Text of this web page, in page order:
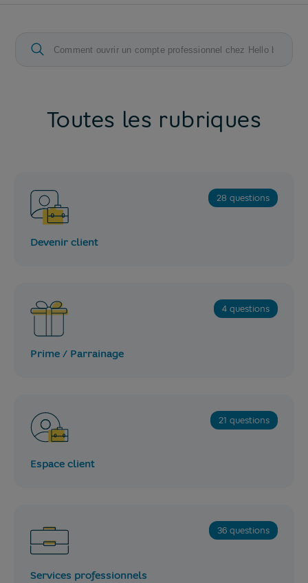
Toutes les rubriques
28 questions
Devenir client
4 questions
Prime / Parrainage
21 questions
Espace client
36 questions
Services professionnels